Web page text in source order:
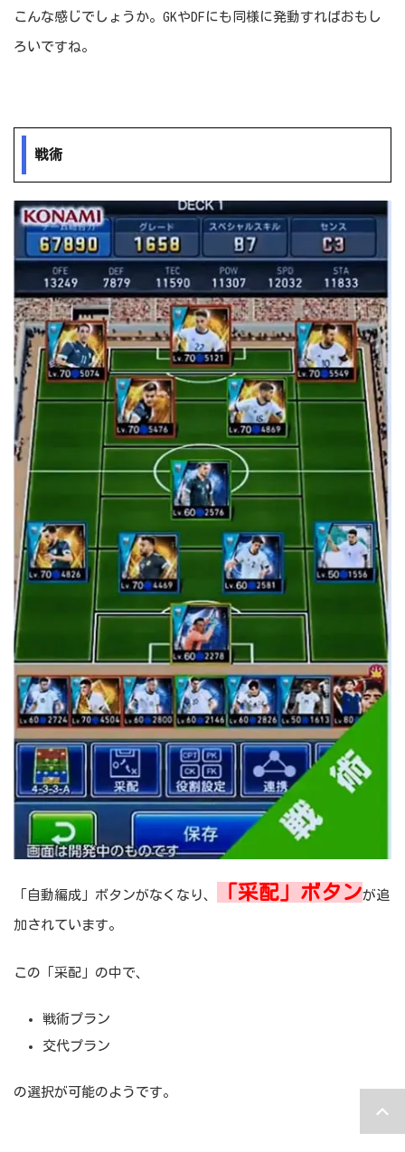
こんな感じでしょうか。GKやDFにも同様に発動すればおもし
ろいですね。
戦術
「自動編成」ボタンがなくなり、 「采配」ボタンが追
加されています。
この「采配」の中で、
戦術プラン
交代プラン
の選択が可能のようです。